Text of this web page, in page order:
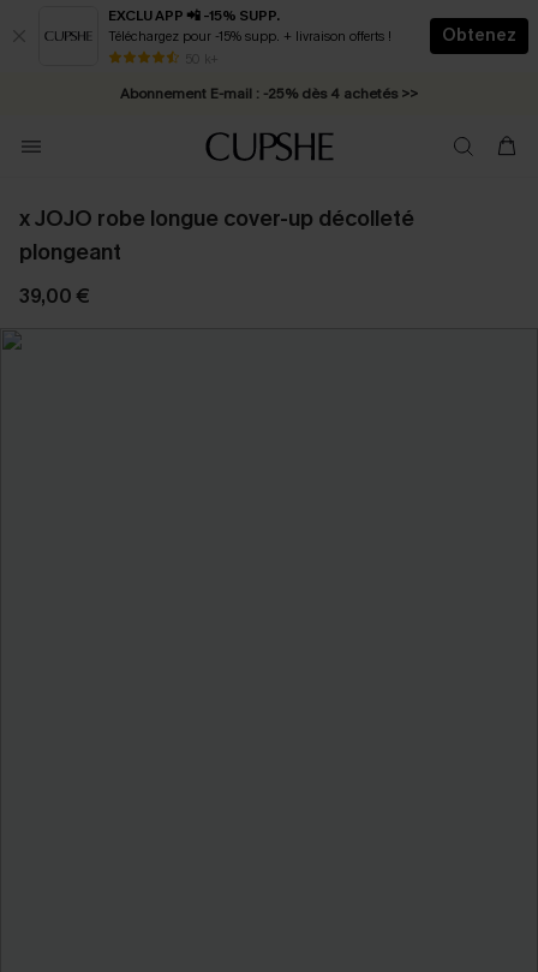
EXCLU APP 📲 -15% SUPP.
Téléchargez pour -15% supp. + livraison offerts !
50 k+
Obtenez
* Livraison éclair 2-3 jours ouvrés >>
Abonnement E-mail : -25% dès 4 achetés >>
x JOJO robe longue cover-up décolleté
plongeant
39,00 €